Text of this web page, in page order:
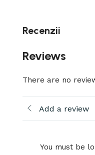
Recenzii
Reviews
There are no
Add a review
You must be